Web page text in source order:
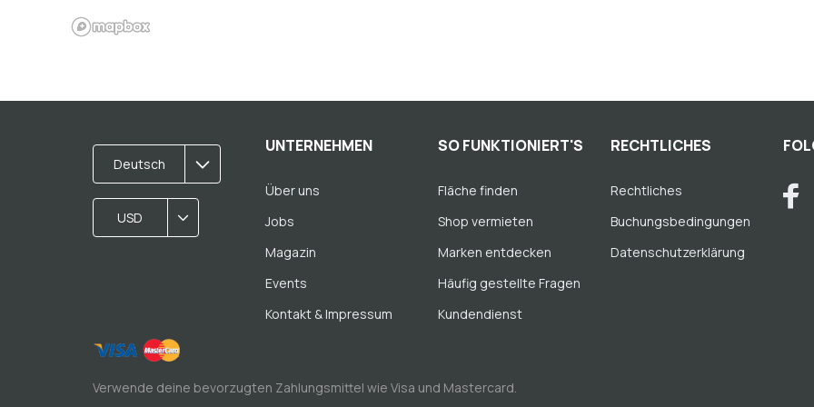
Deutsch
USD
UNTERNEHMEN
Über uns
Jobs
Magazin
Events
Kontakt & Impressum
SO FUNKTIONIERT'S
Fläche finden
Shop vermieten
Marken entdecken
Häufig gestellte Fragen
Kundendienst
RECHTLICHES
Rechtliches
Buchungsbedingungen
Datenschutzerklärung
Verwende deine bevorzugten Zahlungsmittel wie Visa und Mastercard.